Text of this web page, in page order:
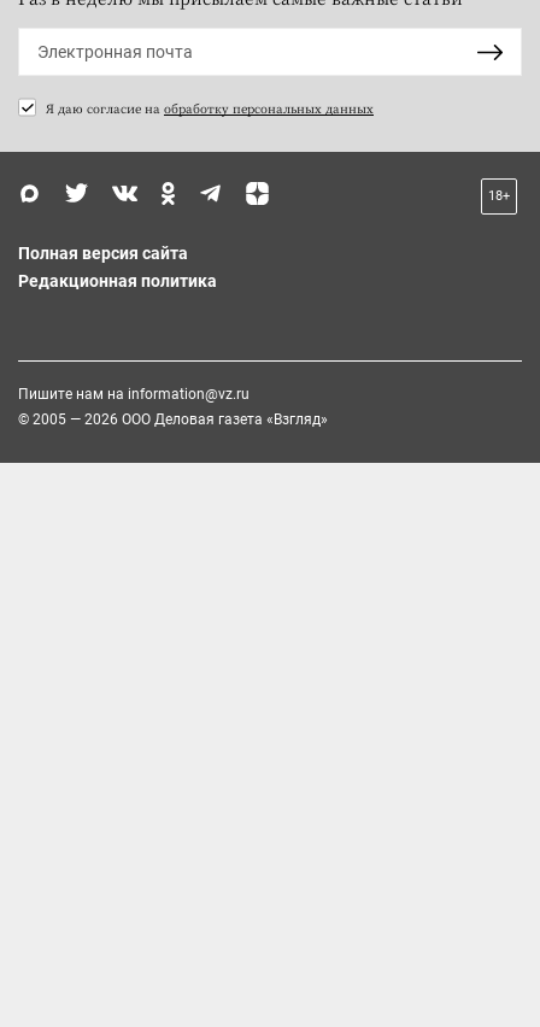
Я даю согласие на обработку персональных данных
18+
Полная версия сайта
Редакционная политика
Пишите нам на information@vz.ru
© 2005 — 2026 ООО Деловая газета «Взгляд»